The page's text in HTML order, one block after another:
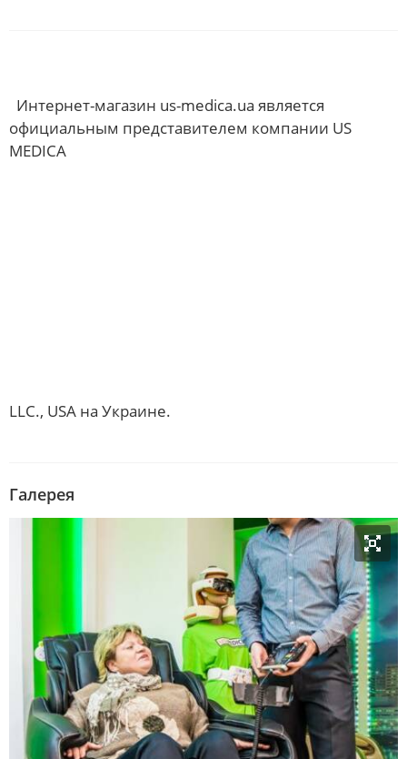
Интернет-магазин us-medica.ua является
официальным представителем компании US
MEDICA
LLC., USA на Украине.
Галерея